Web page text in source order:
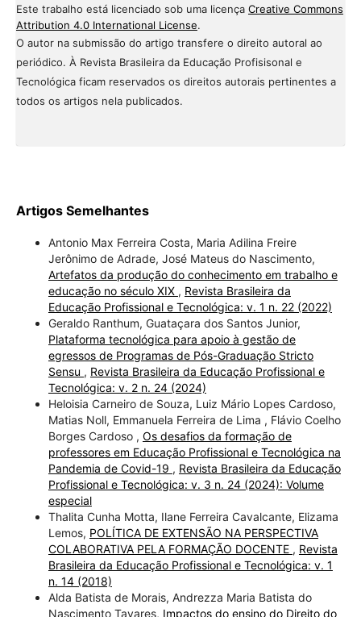
Este trabalho está licenciado sob uma licença Creative Commons
Attribution 4.0 International License.
O autor na submissão do artigo transfere o direito autoral ao
periódico. À Revista Brasileira da Educação Profisisonal e
Tecnológica ficam reservados os direitos autorais pertinentes a
todos os artigos nela publicados.
Artigos Semelhantes
Antonio Max Ferreira Costa, Maria Adilina Freire
Jerônimo de Adrade, José Mateus do Nascimento,
Artefatos da produção do conhecimento em trabalho e
educação no século XIX , Revista Brasileira da
Educação Profissional e Tecnológica: v. 1 n. 22 (2022)
Geraldo Ranthum, Guataçara dos Santos Junior,
Plataforma tecnológica para apoio à gestão de
egressos de Programas de Pós-Graduação Stricto
Sensu , Revista Brasileira da Educação Profissional e
Tecnológica: v. 2 n. 24 (2024)
Heloisia Carneiro de Souza, Luiz Mário Lopes Cardoso,
Matias Noll, Emmanuela Ferreira de Lima , Flávio Coelho
Borges Cardoso , Os desafios da formação de
professores em Educação Profissional e Tecnológica na
Pandemia de Covid-19 , Revista Brasileira da Educação
Profissional e Tecnológica: v. 3 n. 24 (2024): Volume
especial
Thalita Cunha Motta, Ilane Ferreira Cavalcante, Elizama
Lemos, POLÍTICA DE EXTENSÃO NA PERSPECTIVA
COLABORATIVA PELA FORMAÇÃO DOCENTE , Revista
Brasileira da Educação Profissional e Tecnológica: v. 1
n. 14 (2018)
Alda Batista de Morais, Andrezza Maria Batista do
Nascimento Tavares, Impactos do ensino do Direito do